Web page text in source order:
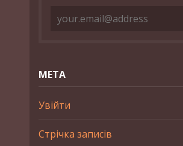
МЕТА
Увійти
Стрічка записів